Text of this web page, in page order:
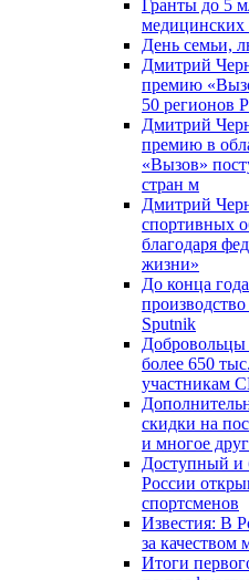
Гранты до 5
медицинских
День семьи,
Дмитрий
премию
50 регионов
Дмитрий
премию в
«Вызов»
стран м
Дмитрий
спортивных
благодаря
жизни»
До конца
Sputnik
более 650
участникам
скидки на
и многое
Доступный и
России
спортсменов
Известия: В
за
Итоги